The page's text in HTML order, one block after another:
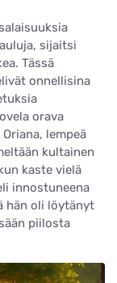
sijaitsi
Tässä
onnellisina
orava
lempeä
kultainen
kaste vielä
innostuneena
hän oli löytänyt
piilosta